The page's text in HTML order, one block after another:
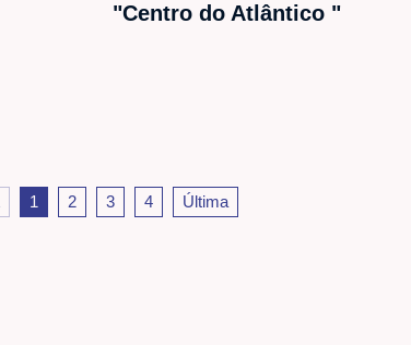
"Centro do Atlântico "
1 2 3 4 Última